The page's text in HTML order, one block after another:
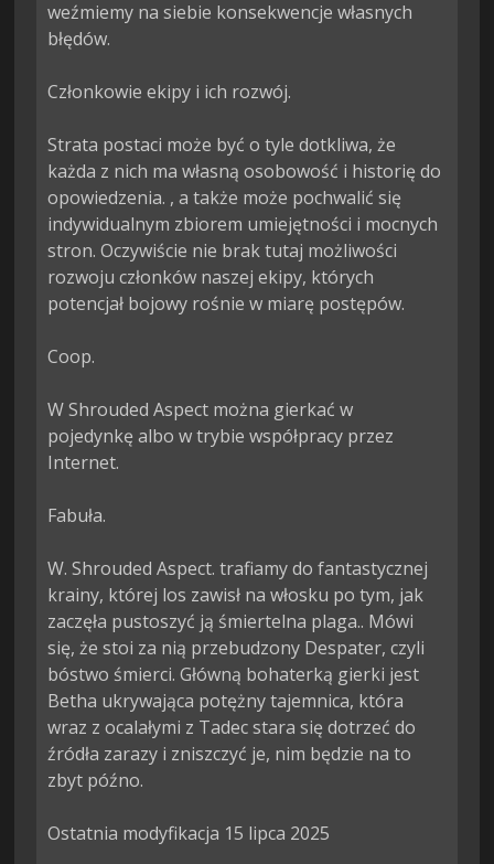
weźmiemy na siebie konsekwencje własnych
błędów.
Członkowie ekipy i ich rozwój.
Strata postaci może być o tyle dotkliwa, że
każda z nich ma własną osobowość i historię do
opowiedzenia. , a także może pochwalić się
indywidualnym zbiorem umiejętności i mocnych
stron. Oczywiście nie brak tutaj możliwości
rozwoju członków naszej ekipy, których
potencjał bojowy rośnie w miarę postępów.
Coop.
W Shrouded Aspect można gierkać w
pojedynkę albo w trybie współpracy przez
Internet.
Fabuła.
W. Shrouded Aspect. trafiamy do fantastycznej
krainy, której los zawisł na włosku po tym, jak
zaczęła pustoszyć ją śmiertelna plaga.. Mówi
się, że stoi za nią przebudzony Despater, czyli
bóstwo śmierci. Główną bohaterką gierki jest
Betha ukrywająca potężny tajemnica, która
wraz z ocalałymi z Tadec stara się dotrzeć do
źródła zarazy i zniszczyć je, nim będzie na to
zbyt późno.
Ostatnia modyfikacja 15 lipca 2025